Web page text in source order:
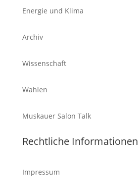
Energie und Klima
Archiv
Wissenschaft
Wahlen
Muskauer Salon Talk
Rechtliche Informationen
Impressum